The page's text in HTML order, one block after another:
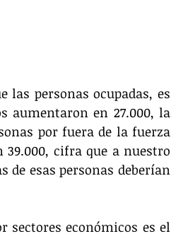
las personas ocupadas, es
aumentaron en 27.000, la
por fuera de la fuerza
cifra que a nuestro
esas personas deberían
sectores económicos es el